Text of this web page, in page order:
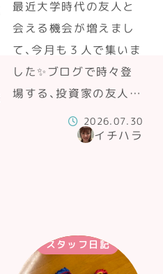
最近大学時代の友人と
会える機会が増えまし
て、今月も３人で集いま
した✨ブログで時々登
場する、投資家の友人…
2026.07.30
イチハラ
スタッフ日記